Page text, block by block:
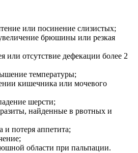
или посинение слизистых;
брюшины или резкая
или отсутствие дефекации более 2
температуры;
кишечника или мочевого
шерсти;
найденные в рвотных и
потеря аппетита;
области при пальпации.